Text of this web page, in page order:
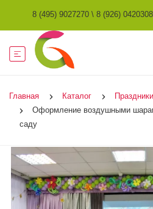
8 (495) 9027270 \ 8 (926) 0420308
Главная Каталог Праздники
Оформление воздушными
саду